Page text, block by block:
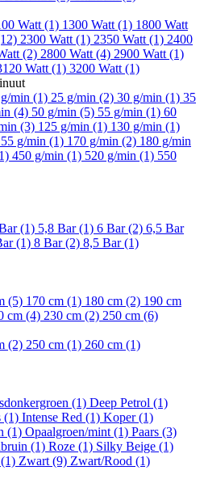
Watt (1) 1300 Watt (1) 1800 Watt
2300 Watt (1) 2350 Watt (1) 2400
(2) 2800 Watt (4) 2900 Watt (1)
Watt (1) 3200 Watt (1)
min (1) 25 g/min (2) 30 g/min (1) 35
(4) 50 g/min (5) 55 g/min (1) 60
(3) 125 g/min (1) 130 g/min (1)
g/min (1) 170 g/min (2) 180 g/min
450 g/min (1) 520 g/min (1) 550
(1) 5,8 Bar(1) 6 Bar(2) 6,5 Bar
(1) 8 Bar(2) 8,5 Bar(1)
(5) 170 cm (1) 180 cm (2) 190 cm
cm (4) 230 cm (2) 250 cm (6)
(2) 250 cm (1) 260 cm (1)
(1) Deep Petrol (1)
(1) Intense Red (1) Koper(1)
(1) Opaalgroen/mint (1) Paars (3)
(1) Roze (1) Silky Beige (1)
(1) Zwart (9) Zwart/Rood (1)